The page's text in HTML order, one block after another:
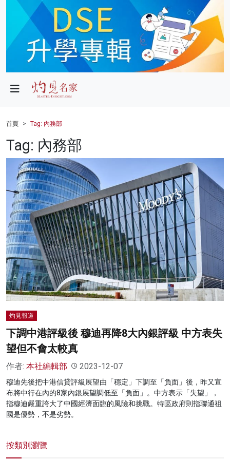
政局
財經
健康
商業
科技
影片
名家榜
灼見活動
關於我們
首頁 Tag: 內務部
Tag: 內務部
灼見報道
下調中港評級後 穆迪再降8大內銀評級 中方表失
望但不會太較真
作者: 本社編輯部 2023-12-07
穆迪先後把中港信貸評級展望由「穩定」下調至「負面」後，昨又宣
布將中行在內的8家內銀展望調低至「負面」。中方表示「失望」，
指穆迪嚴重誇大了中國經濟面臨的風險和挑戰。特區政府則指聯通祖
國是優勢，不是劣勢。
按類別瀏覽